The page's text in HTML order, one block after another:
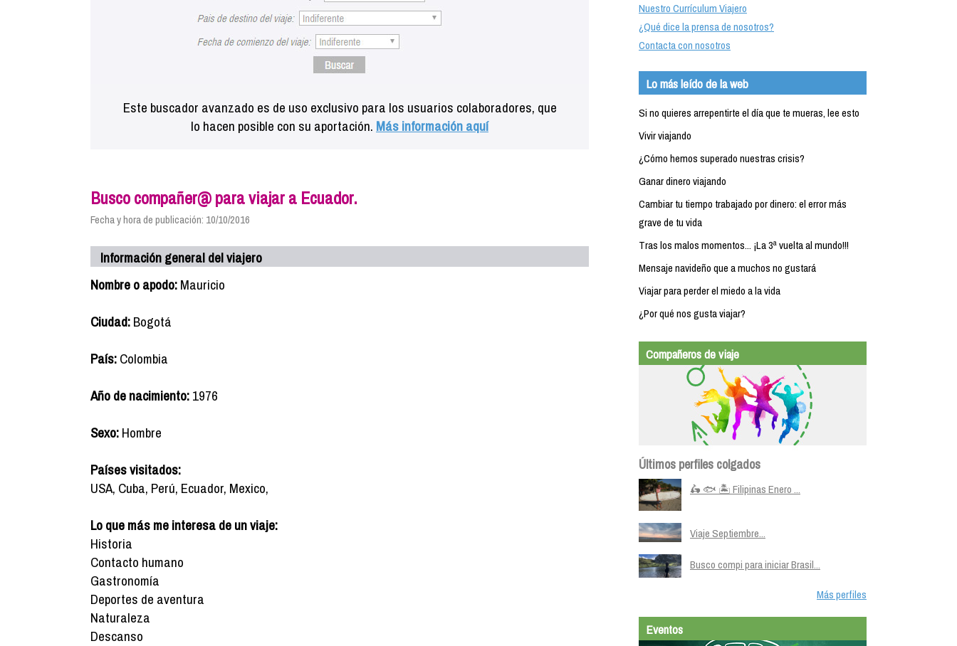
Este buscador avanzado es de uso exclusivo para los usuarios colaboradores, que
lo hacen posible con su aportación. Más información aquí
Busco compañer@ para viajar a Ecuador.
Fecha y hora de publicación: 10/10/2016
Información general del viajero
Nombre o apodo:Mauricio
Ciudad:Bogotá
País:Colombia
Año de nacimiento:1976
Sexo:Hombre
Países visitados:
USA, Cuba, Perú, Ecuador, Mexico,
Lo que más me interesa de un viaje:
Historia
Contacto humano
Gastronomía
Deportes de aventura
Naturaleza
Descanso
Nuestro Currículum Viajero
¿Qué dice la prensa de nosotros?
Contacta con nosotros
Lo más leído de la web
Si no quieres arrepentirte el día que te mueras, lee esto
Vivir viajando
¿Cómo hemos superado nuestras crisis?
Ganar dinero viajando
Cambiar tu tiempo trabajado por dinero: el error más
grave de tu vida
Tras los malos momentos... ¡La 3ª vuelta al mundo!!!
Mensaje navideño que a muchos no gustará
Viajar para perder el miedo a la vida
¿Por qué nos gusta viajar?
Compañeros de viaje
Últimos perfiles colgados
🛵 🐟 🏝️ Filipinas Enero ...
Viaje Septiembre...
Busco compi para iniciar Brasil...
Más perfiles
Eventos